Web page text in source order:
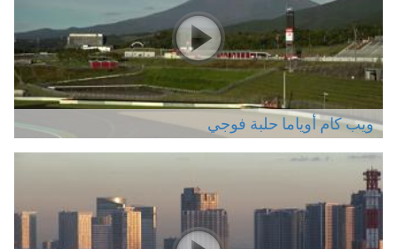
ويب كام أوياما حلبة فوجي